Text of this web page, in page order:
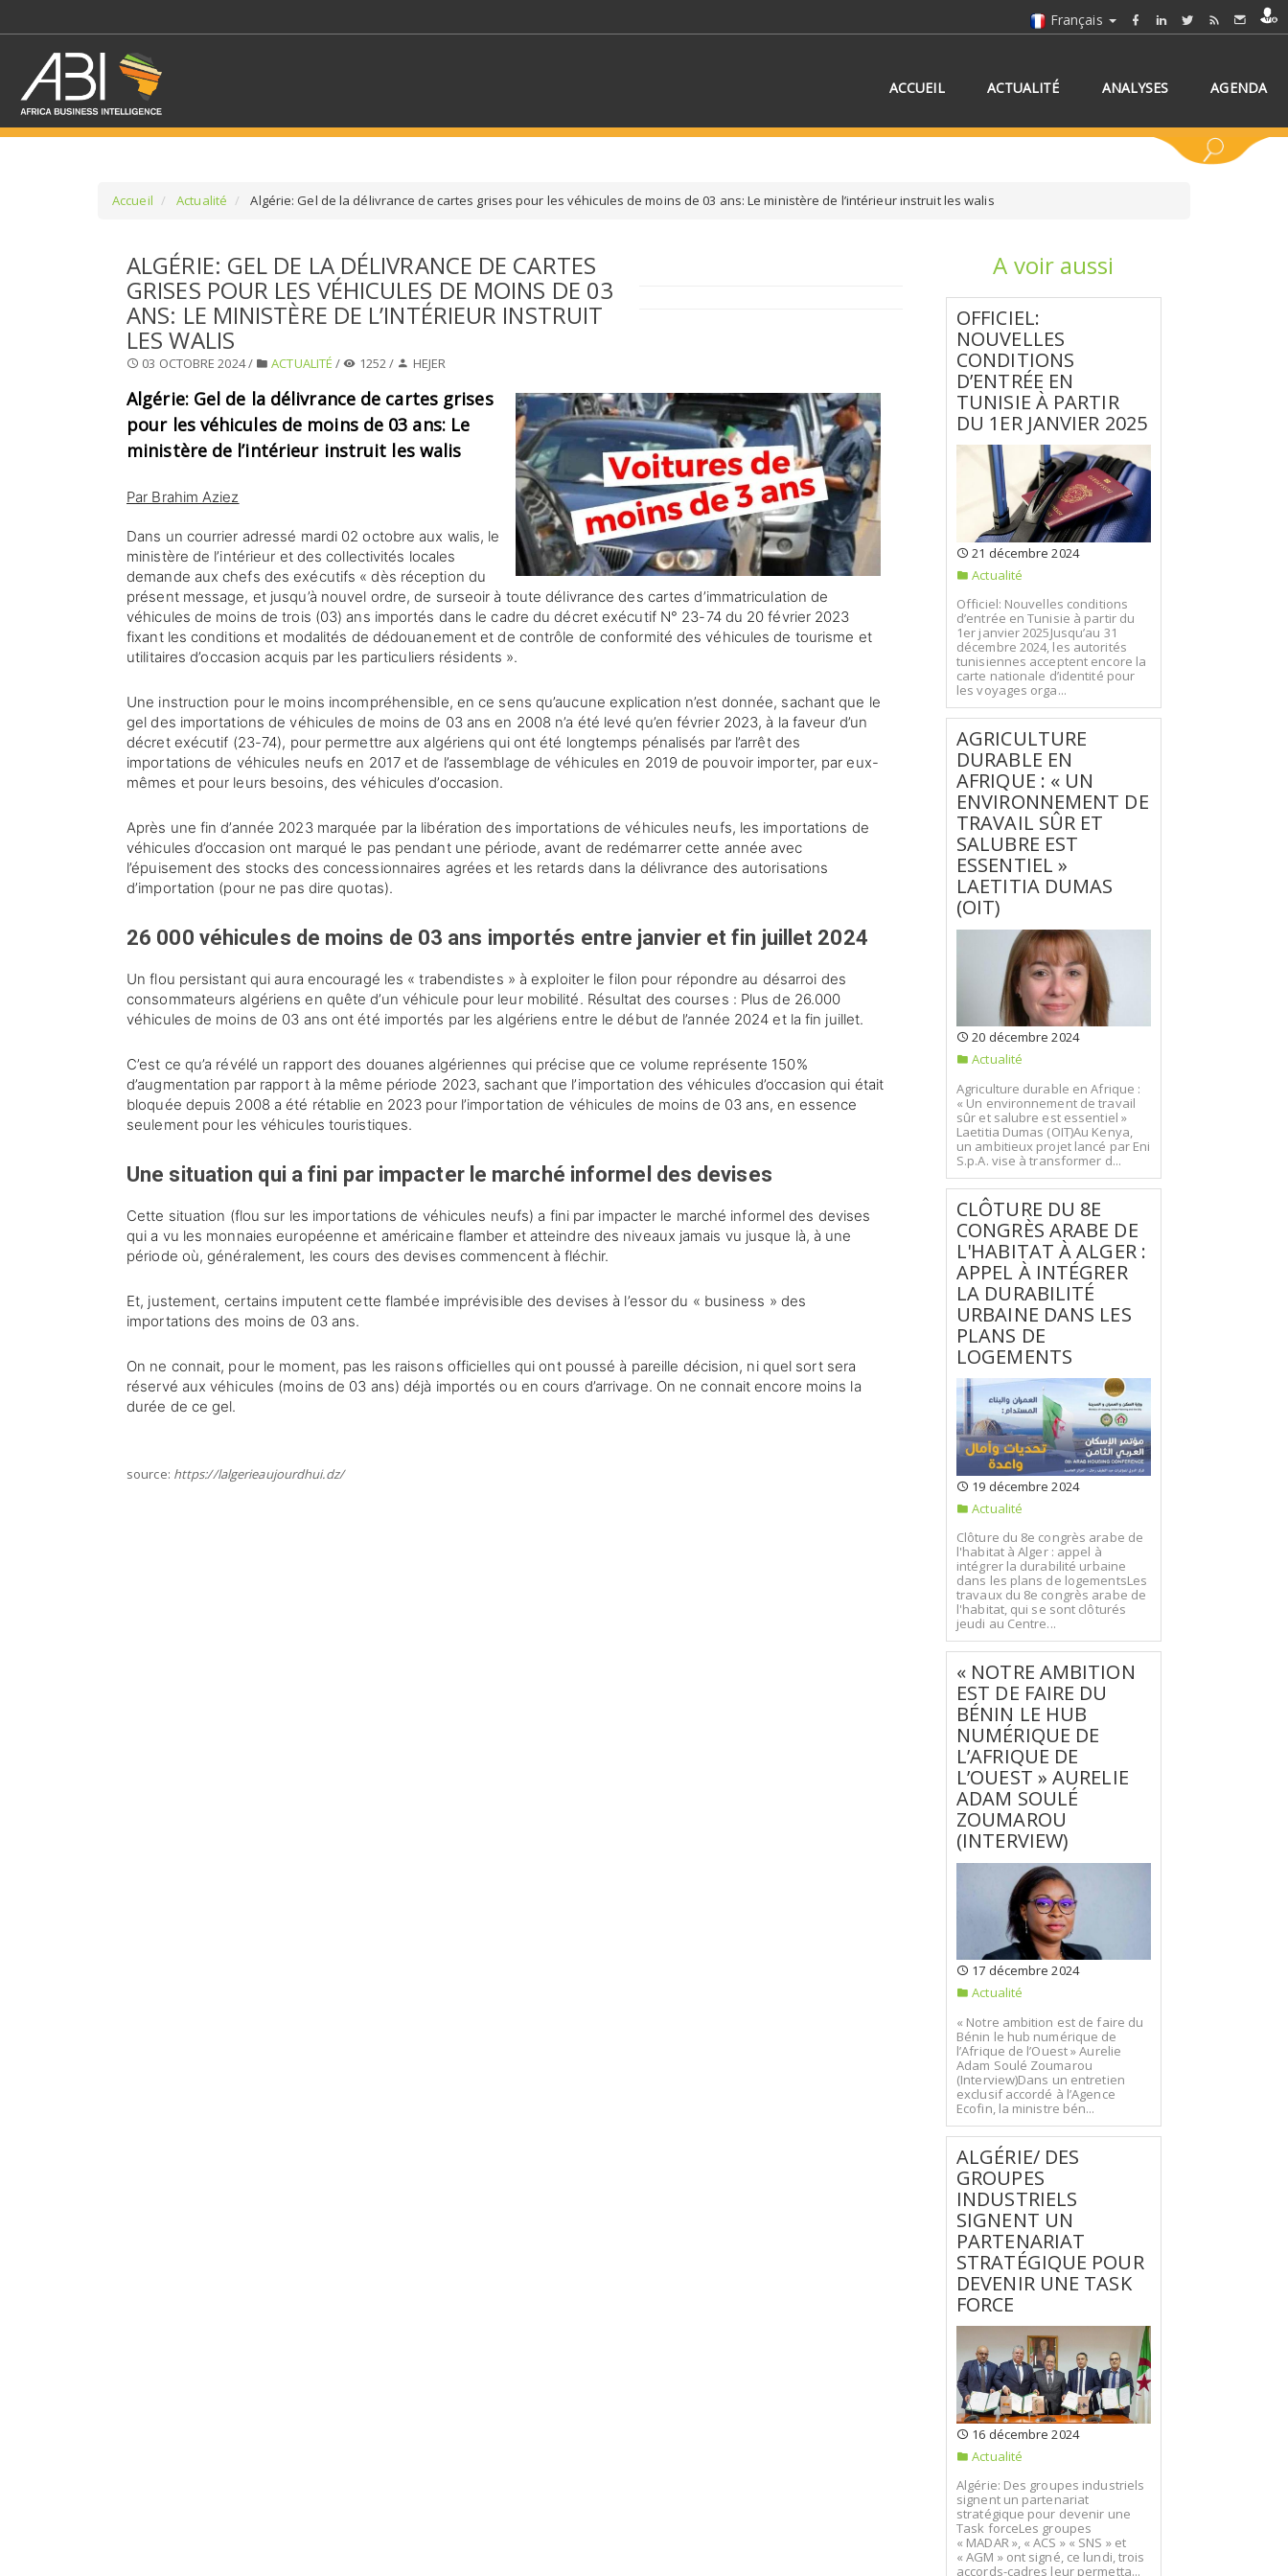
Français
ACCUEIL ACTUALITÉ ANALYSES AGENDA
SÉLECTIONNEZ UN/DES SECTEURS
SELECTIONNEZ UNE SECTION SÉLECTIONNEZ UNE CATÉGORIE SÉLECTIONNEZ UN/DES PAYS
Accueil Actualité Algérie: Gel de la délivrance de cartes grises pour les véhicules de moins de 03 ans: Le ministère de l’intérieur instruit les walis
ALGÉRIE: GEL DE LA DÉLIVRANCE DE CARTES
GRISES POUR LES VÉHICULES DE MOINS DE 03
ANS: LE MINISTÈRE DE L’INTÉRIEUR INSTRUIT
LES WALIS
03 OCTOBRE 2024 / ACTUALITÉ / 1252 / HEJER
Algérie: Gel de la délivrance de cartes grises
pour les véhicules de moins de 03 ans: Le
ministère de l’intérieur instruit les walis
Par Brahim Aziez
Dans un courrier adressé mardi 02 octobre aux walis, le
ministère de l’intérieur et des collectivités locales
demande aux chefs des exécutifs « dès réception du
présent message, et jusqu’à nouvel ordre, de surseoir à toute délivrance des cartes d’immatriculation de
véhicules de moins de trois (03) ans importés dans le cadre du décret exécutif N° 23-74 du 20 février 2023
fixant les conditions et modalités de dédouanement et de contrôle de conformité des véhicules de tourisme et
utilitaires d’occasion acquis par les particuliers résidents ».
Une instruction pour le moins incompréhensible, en ce sens qu’aucune explication n’est donnée, sachant que le
gel des importations de véhicules de moins de 03 ans en 2008 n’a été levé qu’en février 2023, à la faveur d’un
décret exécutif (23-74), pour permettre aux algériens qui ont été longtemps pénalisés par l’arrêt des
importations de véhicules neufs en 2017 et de l’assemblage de véhicules en 2019 de pouvoir importer, par eux-
mêmes et pour leurs besoins, des véhicules d’occasion.
Après une fin d’année 2023 marquée par la libération des importations de véhicules neufs, les importations de
véhicules d’occasion ont marqué le pas pendant une période, avant de redémarrer cette année avec
l’épuisement des stocks des concessionnaires agrées et les retards dans la délivrance des autorisations
d’importation (pour ne pas dire quotas).
26 000 véhicules de moins de 03 ans importés entre janvier et fin juillet 2024
Un flou persistant qui aura encouragé les « trabendistes » à exploiter le filon pour répondre au désarroi des
consommateurs algériens en quête d’un véhicule pour leur mobilité. Résultat des courses : Plus de 26.000
véhicules de moins de 03 ans ont été importés par les algériens entre le début de l’année 2024 et la fin juillet.
C’est ce qu’a révélé un rapport des douanes algériennes qui précise que ce volume représente 150%
d’augmentation par rapport à la même période 2023, sachant que l’importation des véhicules d’occasion qui était
bloquée depuis 2008 a été rétablie en 2023 pour l’importation de véhicules de moins de 03 ans, en essence
seulement pour les véhicules touristiques.
Une situation qui a fini par impacter le marché informel des devises
Cette situation (flou sur les importations de véhicules neufs) a fini par impacter le marché informel des devises
qui a vu les monnaies européenne et américaine flamber et atteindre des niveaux jamais vu jusque là, à une
période où, généralement, les cours des devises commencent à fléchir.
Et, justement, certains imputent cette flambée imprévisible des devises à l’essor du « business » des
importations des moins de 03 ans.
On ne connait, pour le moment, pas les raisons officielles qui ont poussé à pareille décision, ni quel sort sera
réservé aux véhicules (moins de 03 ans) déjà importés ou en cours d’arrivage. On ne connait encore moins la
durée de ce gel.
source: https://lalgerieaujourdhui.dz/
A voir aussi
OFFICIEL:
NOUVELLES
CONDITIONS
D’ENTRÉE EN
TUNISIE À PARTIR
DU 1ER JANVIER 2025
21 décembre 2024
Actualité
Officiel: Nouvelles conditions
d’entrée en Tunisie à partir du
1er janvier 2025Jusqu’au 31
décembre 2024, les autorités
tunisiennes acceptent encore la
carte nationale d’identité pour
les voyages orga...
AGRICULTURE
DURABLE EN
AFRIQUE : « UN
ENVIRONNEMENT DE
TRAVAIL SÛR ET
SALUBRE EST
ESSENTIEL »
LAETITIA DUMAS
(OIT)
20 décembre 2024
Actualité
Agriculture durable en Afrique :
« Un environnement de travail
sûr et salubre est essentiel »
Laetitia Dumas (OIT)Au Kenya,
un ambitieux projet lancé par Eni
S.p.A. vise à transformer d...
CLÔTURE DU 8E
CONGRÈS ARABE DE
L'HABITAT À ALGER :
APPEL À INTÉGRER
LA DURABILITÉ
URBAINE DANS LES
PLANS DE
LOGEMENTS
19 décembre 2024
Actualité
Clôture du 8e congrès arabe de
l'habitat à Alger : appel à
intégrer la durabilité urbaine
dans les plans de logementsLes
travaux du 8e congrès arabe de
l'habitat, qui se sont clôturés
jeudi au Centre...
« NOTRE AMBITION
EST DE FAIRE DU
BÉNIN LE HUB
NUMÉRIQUE DE
L’AFRIQUE DE
L’OUEST » AURELIE
ADAM SOULÉ
ZOUMAROU
(INTERVIEW)
17 décembre 2024
Actualité
« Notre ambition est de faire du
Bénin le hub numérique de
l’Afrique de l’Ouest » Aurelie
Adam Soulé Zoumarou
(Interview)Dans un entretien
exclusif accordé à l’Agence
Ecofin, la ministre bén...
ALGÉRIE/ DES
GROUPES
INDUSTRIELS
SIGNENT UN
PARTENARIAT
STRATÉGIQUE POUR
DEVENIR UNE TASK
FORCE
16 décembre 2024
Actualité
Algérie: Des groupes industriels
signent un partenariat
stratégique pour devenir une
Task forceLes groupes
« MADAR », « ACS » « SNS » et
« AGM » ont signé, ce lundi, trois
accords-cadres leur permetta...